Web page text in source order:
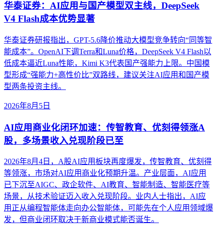
华泰证券：AI应用与国产模型双主线，DeepSeek
V4 Flash成本优势显著
华泰证券研报指出，GPT-5.6降价推动大模型竞争转向“同等智
能成本”。OpenAI下调Terra和Luna价格，DeepSeek V4 Flash以
低成本逼近Luna性能，Kimi K3代表国产强能力上限。中国模
型形成“强能力+高性价比”双路线，建议关注AI应用和国产模
型两条投资主线。
2026年8月5日
AI应用商业化闭环加速：传智教育、优刻得领涨A
股，多场景收入兑现阶段已至
2026年8月4日，A股AI应用板块再度爆发，传智教育、优刻得
等领涨，市场对AI应用商业化预期升温。产业层面，AI应用
已下沉至AIGC、政企软件、AI教育、智能制造、智能医疗等
场景，从技术验证迈入收入兑现阶段。业内人士指出，AI应
用正从编程智能体走向办公智能体，可能先在个人应用领域爆
发，但商业闭环取决于新商业模式能否诞生。